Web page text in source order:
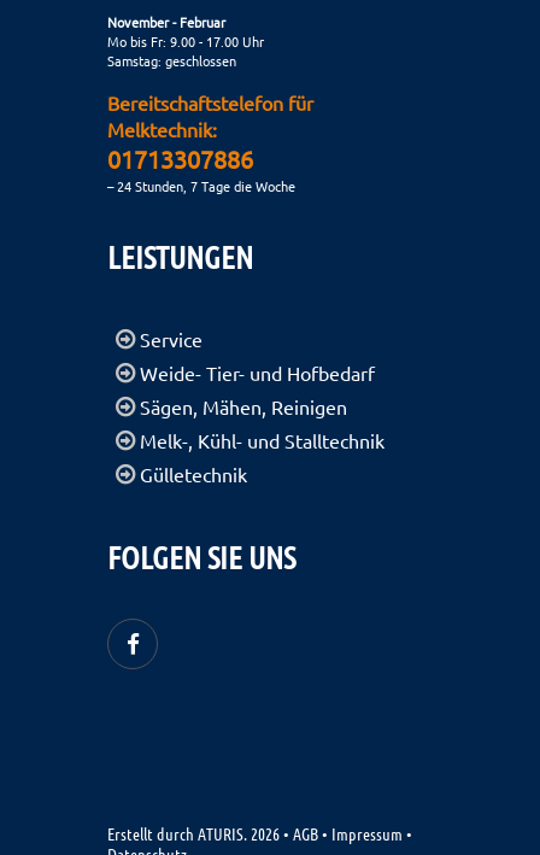
November - Februar
Mo bis Fr: 9.00 - 17.00 Uhr
Samstag: geschlossen
Bereitschaftstelefon für
Melktechnik:
01713307886
– 24 Stunden, 7 Tage die Woche
LEISTUNGEN
Service
Weide- Tier- und Hofbedarf
Sägen, Mähen, Reinigen
Melk-, Kühl- und Stalltechnik
Gülletechnik
FOLGEN SIE UNS
Erstellt durch ATURIS. 2026• AGB• Impressum •